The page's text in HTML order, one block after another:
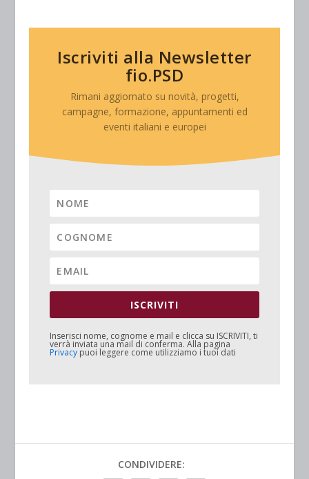
Iscriviti alla Newsletter
fio.PSD
Rimani aggiornato su novità, progetti,
campagne, formazione, appuntamenti ed
eventi italiani e europei
ISCRIVITI
Inserisci nome, cognome e mail e clicca su ISCRIVITI, ti
verrà inviata una mail di conferma. Alla pagina
Privacy puoi leggere come utilizziamo i tuoi dati
CONDIVIDERE: